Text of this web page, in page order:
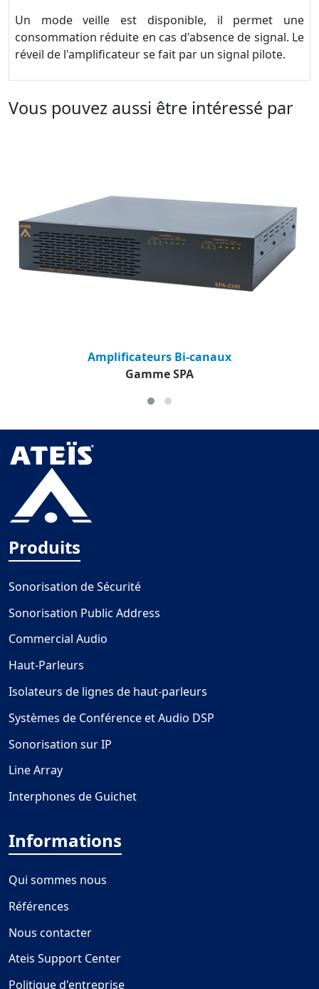
Un mode veille est disponible, il permet une
consommation réduite en cas d'absence de signal. Le
réveil de l'amplificateur se fait par un signal pilote.
Vous pouvez aussi être intéressé par
Amplificateurs Bi-canaux
Gamme SPA
Produits
Sonorisation de Sécurité
Sonorisation Public Address
Commercial Audio
Haut-Parleurs
Isolateurs de lignes de haut-parleurs
Systèmes de Conférence et Audio DSP
Sonorisation sur IP
Line Array
Interphones de Guichet
Informations
Qui sommes nous
Références
Nous contacter
Ateis Support Center
Politique d'entreprise